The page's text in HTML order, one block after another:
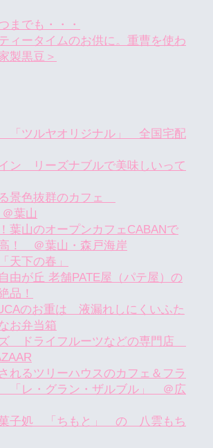
までも・・・
ィータイムのお供に。重曹を使わ
製黒豆＞
「ツルヤオリジナル」 全国宅配
ン リーズナブルで美味しいって
景色抜群のカフェ
葉山
葉山のオープンカフェCABANで
！ ＠葉山・森戸海岸
下の春」
由が丘 老舗PATE屋（パテ屋）の
品！
のお重は 液漏れしにくいふた
お弁当箱
ドライフルーツなどの専門店
れるツリーハウスのカフェ＆フラ
「レ・グラン・ザルブル」 ＠広
子処 「ちもと」 の 八雲もち